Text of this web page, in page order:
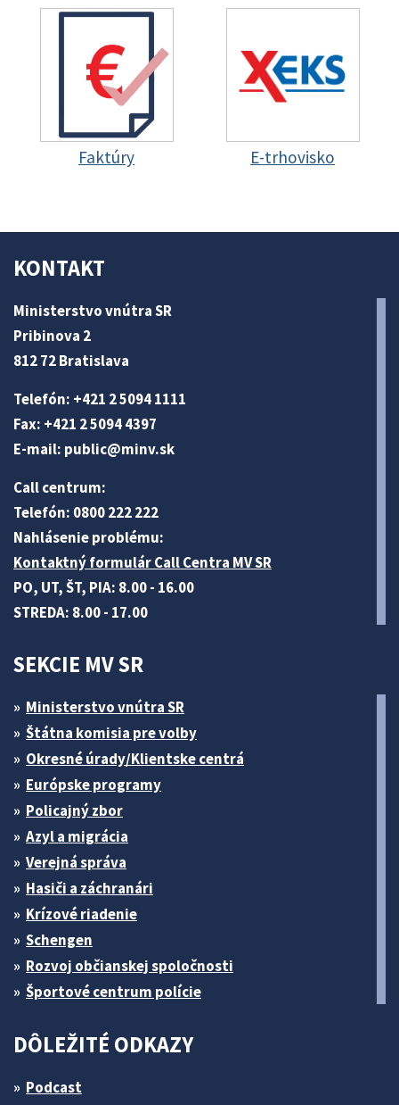
Faktúry E-trhovisko
KONTAKT
Ministerstvo vnútra SR
Pribinova 2
812 72 Bratislava
Telefón: +421 2 5094 1111
Fax: +421 2 5094 4397
E-mail: public@minv.sk
Call centrum:
Telefón: 0800 222 222
Nahlásenie problému:
Kontaktný formulár Call Centra MV SR
PO, UT, ŠT, PIA: 8.00 - 16.00
STREDA: 8.00 - 17.00
SEKCIE MV SR
Ministerstvo vnútra SR
Štátna komisia pre volby
Okresné úrady/Klientske centrá
Európske programy
Policajný zbor
Azyl a migrácia
Verejná správa
Hasiči a záchranári
Krízové riadenie
Schengen
Rozvoj občianskej spoločnosti
Športové centrum polície
DÔLEŽITÉ ODKAZY
Podcast